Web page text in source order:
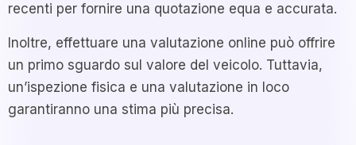
recenti per fornire una quotazione equa e accurata.
Inoltre, effettuare una valutazione online può offrire
un primo sguardo sul valore del veicolo. Tuttavia,
un’ispezione fisica e una valutazione in loco
garantiranno una stima più precisa.